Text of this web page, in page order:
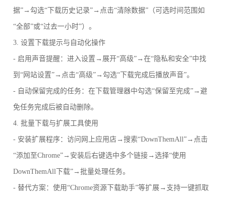
据”→勾选“下载历史记录”→点击“清除数据”（可选时间范围如
“全部”或“过去一小时”）。
3. 设置下载提示与自动化操作
- 启用声音提醒：进入设置→展开“高级”→在“隐私和安全”中找
到“网站设置”→点击“高级”→勾选“下载完成后播放声音”。
- 自动保留完成的任务：在下载管理器中勾选“保留至完成”→避
免任务完成后被自动删除。
4. 批量下载与扩展工具使用
- 安装扩展程序：访问网上应用店→搜索“DownThemAll”→点击
“添加至Chrome”→安装后右键选中多个链接→选择“使用
DownThemAll下载”→批量处理任务。
- 替代方案：使用“Chrome资源下载助手”等扩展→支持一键抓取